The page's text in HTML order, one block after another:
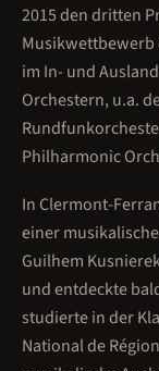
2015 den dritten
Musikwettbewerb
im In- und
Orchestern, u.a.
Philharmonic
In Clermont-
einer
Guilhem
und entdeckte
studierte in der
National de